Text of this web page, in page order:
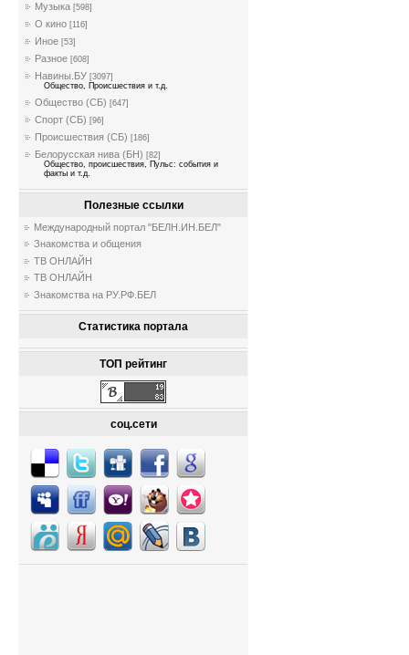
Музыка [598]
О кино [116]
Иное [53]
Разное [608]
Навины.БУ [3097]
Общество, Происшествия и т.д.
Общество (СБ) [647]
Спорт (СБ) [96]
Происшествия (СБ) [186]
Белорусская нива (БН) [82]
Общество, происшествия, Пульс: события и
факты и т.д.
Полезные ссылки
Международный портал "БЕЛН.ИН.БЕЛ"
Знакомства и общения
ТВ ОНЛАЙН
ТВ ОНЛАЙН
Знакомства на РУ.РФ.БЕЛ
Статистика портала
ТОП рейтинг
соц.сети